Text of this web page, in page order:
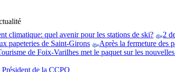
climatique: quel avenir pour les stations de ski?
2
papeteries de Saint-Girons
Après la fermeture des
de Foix-Varilhes met le paquet sur les
de la CCPO